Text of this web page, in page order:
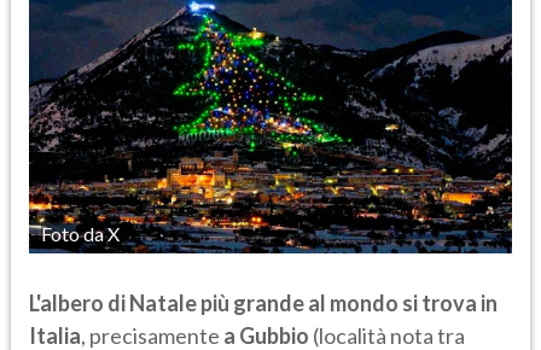
Foto da X
L'albero di Natale più grande al mondo si trova in
Italia, precisamente a Gubbio (località nota tra